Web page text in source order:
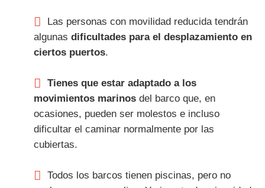
Las personas con movilidad reducida tendrán
algunas dificultades para el desplazamiento en
ciertos puertos.
Tienes que estar adaptado a los
movimientos marinosdel barco que, en
ocasiones, pueden ser molestos e incluso
dificultar el caminar normalmente por las
cubiertas.
Todos los barcos tienen piscinas, pero no